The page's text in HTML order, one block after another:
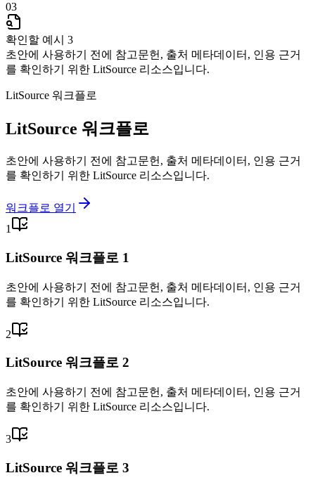
03
확인할 예시 3
초안에 사용하기 전에 참고문헌, 출처 메타데이터, 인용 근거
를 확인하기 위한 LitSource 리소스입니다.
LitSource 워크플로
LitSource 워크플로
초안에 사용하기 전에 참고문헌, 출처 메타데이터, 인용 근거
를 확인하기 위한 LitSource 리소스입니다.
워크플로 열기
1
LitSource 워크플로 1
초안에 사용하기 전에 참고문헌, 출처 메타데이터, 인용 근거
를 확인하기 위한 LitSource 리소스입니다.
2
LitSource 워크플로 2
초안에 사용하기 전에 참고문헌, 출처 메타데이터, 인용 근거
를 확인하기 위한 LitSource 리소스입니다.
3
LitSource 워크플로 3